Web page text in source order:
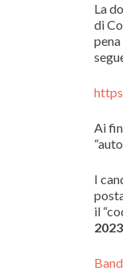
La
di
Ai
I
il